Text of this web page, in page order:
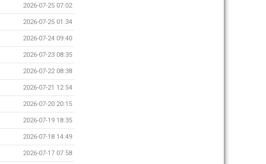
2026-07-25 07:02
2026-07-25 01:34
2026-07-24 09:40
2026-07-23 08:35
2026-07-22 08:38
2026-07-21 12:54
2026-07-20 20:15
2026-07-19 18:35
2026-07-18 14:49
2026-07-17 07:58